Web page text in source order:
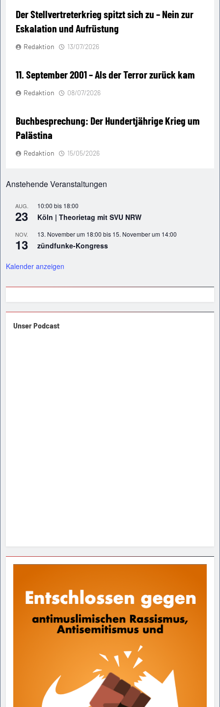
Der Stellvertreterkrieg spitzt sich zu – Nein zur
Eskalation und Aufrüstung
Redaktion 13/07/2026
11. September 2001 – Als der Terror zurück kam
Redaktion 08/07/2026
Buchbesprechung: Der Hundertjährige Krieg um
Palästina
Redaktion 15/05/2026
Anstehende Veranstaltungen
AUG.
23
10:00 bis 18:00
Köln | Theorietag mit SVU NRW
NOV.
13
13. November um 18:00 bis 15. November um 14:00
zündfunke-Kongress
Kalender anzeigen
Unser Podcast